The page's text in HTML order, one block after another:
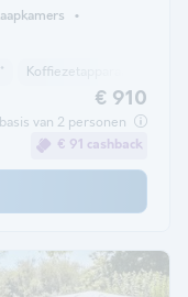
Koffiezetapparaat
€ 910
van 2 personen
€ 91 cashback